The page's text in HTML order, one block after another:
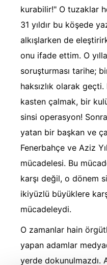
kurabilir!" O tuzaklar
31 yıldır bu köşede
alkışlarken de
onu ifade ettim. O
soruşturması tarihe;
haksızlık olarak
kasten çalmak, bir
sinsi operasyon!
yatan bir başkan ve
Fenerbahçe ve Aziz
mücadelesi. Bu
karşı değil, o dönem
ikiyüzlü büyüklere
mücadeleydi.
O zamanlar hain
yapan adamlar
yerde dokunulmazdı.